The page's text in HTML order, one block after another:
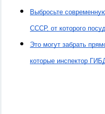
Выбросьте
СССР, от которого
Это могут забрать
которые инспектор